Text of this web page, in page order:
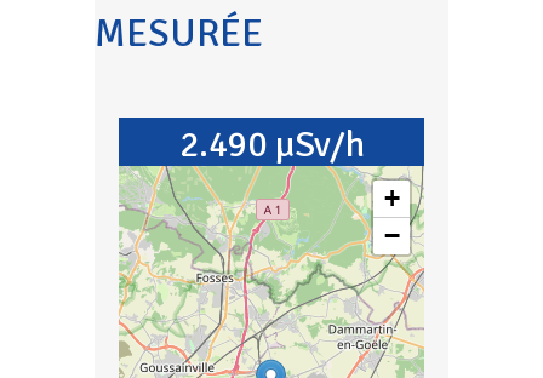
MESURÉE
2.490 µSv/h
+
−